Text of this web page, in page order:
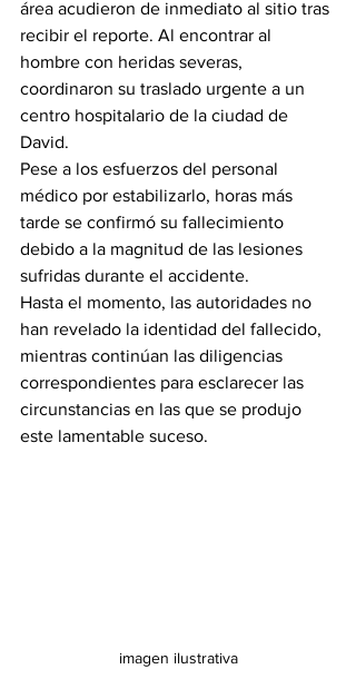
área acudieron de inmediato al sitio tras
recibir el reporte. Al encontrar al
hombre con heridas severas,
coordinaron su traslado urgente a un
centro hospitalario de la ciudad de
David.
Pese a los esfuerzos del personal
médico por estabilizarlo, horas más
tarde se confirmó su fallecimiento
debido a la magnitud de las lesiones
sufridas durante el accidente.
Hasta el momento, las autoridades no
han revelado la identidad del fallecido,
mientras continúan las diligencias
correspondientes para esclarecer las
circunstancias en las que se produjo
este lamentable suceso.
imagen ilustrativa